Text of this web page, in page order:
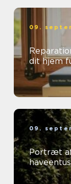
09.
dit hjem
09.
Portræt